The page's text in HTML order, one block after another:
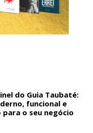
do Guia Taubaté:
funcional e
para o seu negócio